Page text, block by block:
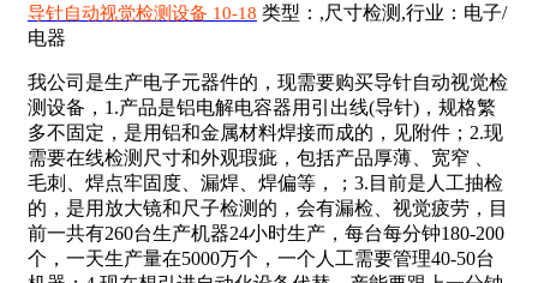
导针自动视觉检测设备 10-18 类型：,尺寸检测,行业：电子/
电器
我公司是生产电子元器件的，现需要购买导针自动视觉检
测设备，1.产品是铝电解电容器用引出线(导针)，规格繁
多不固定，是用铝和金属材料焊接而成的，见附件；2.现
需要在线检测尺寸和外观瑕疵，包括产品厚薄、宽窄 、
毛刺、焊点牢固度、漏焊、焊偏等，；3.目前是人工抽检
的，是用放大镜和尺子检测的，会有漏检、视觉疲劳，目
前一共有260台生产机器24小时生产，每台每分钟180-200
个，一天生产量在5000万个，一个人工需要管理40-50台